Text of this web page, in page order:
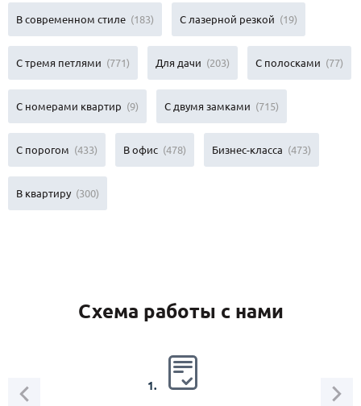
В современном стиле (183) С лазерной резкой (19)
С тремя петлями (771) Для дачи (203) С полосками (77)
С номерами квартир (9) С двумя замками (715)
С порогом (433) В офис (478) Бизнес-класса (473)
В квартиру (300)
Схема работы с нами
1.